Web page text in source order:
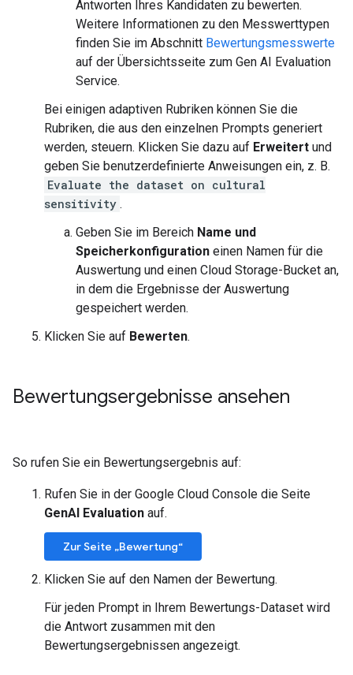
Antworten Ihres Kandidaten zu bewerten.
Weitere Informationen zu den Messwerttypen
finden Sie im Abschnitt Bewertungsmesswerte
auf der Übersichtsseite zum Gen AI Evaluation
Service.
Bei einigen adaptiven Rubriken können Sie die
Rubriken, die aus den einzelnen Prompts generiert
werden, steuern. Klicken Sie dazu auf Erweitert und
geben Sie benutzerdefinierte Anweisungen ein, z. B.
Evaluate the dataset on cultural
sensitivity .
Geben Sie im Bereich Name und
Speicherkonfiguration einen Namen für die
Auswertung und einen Cloud Storage-Bucket an,
in dem die Ergebnisse der Auswertung
gespeichert werden.
Klicken Sie auf Bewerten.
Bewertungsergebnisse ansehen
So rufen Sie ein Bewertungsergebnis auf:
Rufen Sie in der Google Cloud Console die Seite
GenAI Evaluation auf.
Zur Seite „Bewertung“
Klicken Sie auf den Namen der Bewertung.
Für jeden Prompt in Ihrem Bewertungs-Dataset wird
die Antwort zusammen mit den
Bewertungsergebnissen angezeigt.